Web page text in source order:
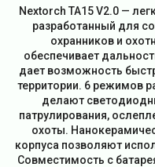
Nextorch TA15 V2.0 —
разработанный для
охранников и
обеспечивает
дает возможность
территории. 6 режимов
делают
патрулирования,
охоты.
корпуса позволяют
Совместимость с